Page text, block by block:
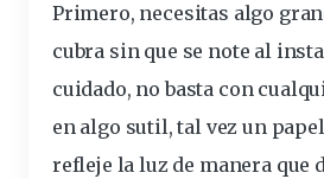
Primero, necesitas algo
cubra sin que se note al
cuidado, nobasta con
en algo sutil, tal vez un papel
refleje laluzde manera que